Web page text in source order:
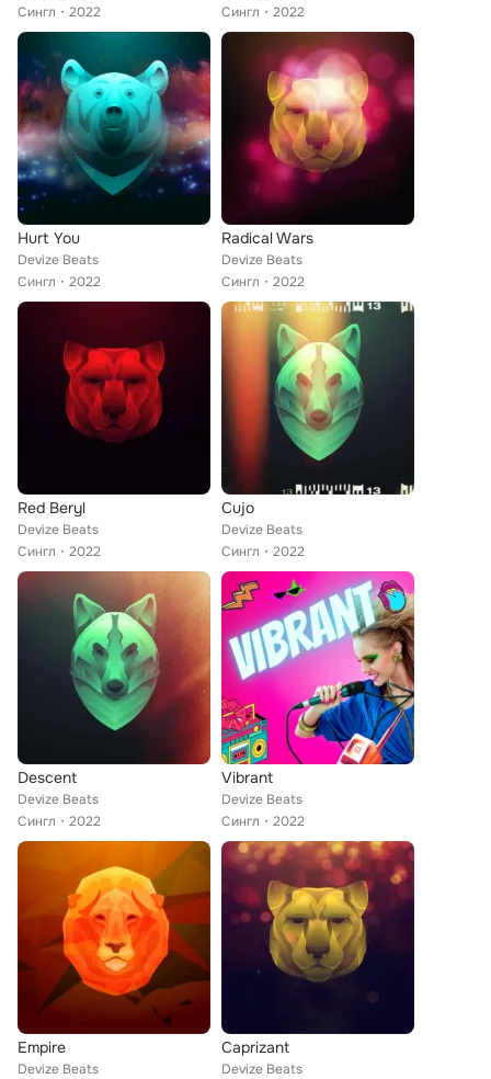
Сингл
2022
Сингл
2022
Hurt You
Devize Beats
Сингл
2022
Radical Wars
Devize Beats
Сингл
2022
Red Beryl
Devize Beats
Сингл
2022
Cujo
Devize Beats
Сингл
2022
Descent
Devize Beats
Сингл
2022
Vibrant
Devize Beats
Сингл
2022
Empire
Devize Beats
Caprizant
Devize Beats